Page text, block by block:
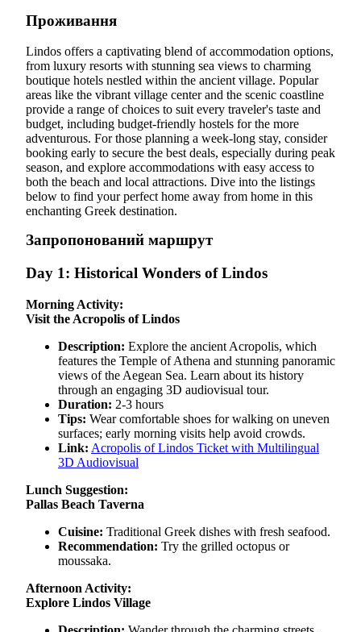
Проживання
Lindos offers a captivating blend of accommodation options,
from luxury resorts with stunning sea views to charming
boutique hotels nestled within the ancient village. Popular
areas like the vibrant village center and the scenic coastline
provide a range of choices to suit every traveler's taste and
budget, including budget-friendly hostels for the more
adventurous. For those planning a week-long stay, consider
booking early to secure the best deals, especially during peak
season, and explore accommodations with easy access to
both the beach and local attractions. Dive into the listings
below to find your perfect home away from home in this
enchanting Greek destination.
Запропонований маршрут
Day 1: Historical Wonders of Lindos
Morning Activity:
Visit the Acropolis of Lindos
Description: Explore the ancient Acropolis, which
features the Temple of Athena and stunning panoramic
views of the Aegean Sea. Learn about its history
through an engaging 3D audiovisual tour.
Duration: 2-3 hours
Tips: Wear comfortable shoes for walking on uneven
surfaces; early morning visits help avoid crowds.
Link: Acropolis of Lindos Ticket with Multilingual
3D Audiovisual
Lunch Suggestion:
Pallas Beach Taverna
Cuisine: Traditional Greek dishes with fresh seafood.
Recommendation: Try the grilled octopus or
moussaka.
Afternoon Activity:
Explore Lindos Village